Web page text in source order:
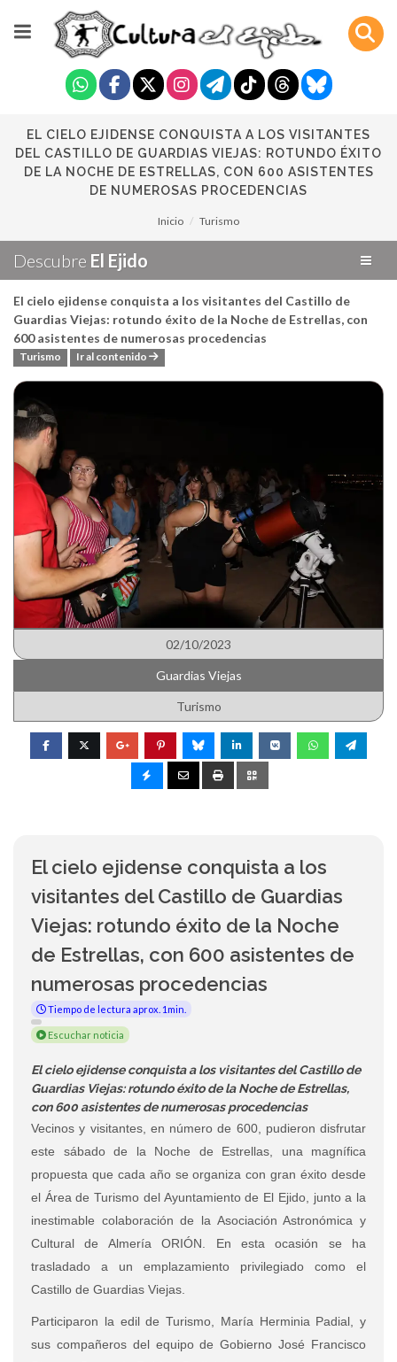
EL CIELO EJIDENSE CONQUISTA A LOS VISITANTES
DEL CASTILLO DE GUARDIAS VIEJAS: ROTUNDO ÉXITO
DE LA NOCHE DE ESTRELLAS, CON 600 ASISTENTES
DE NUMEROSAS PROCEDENCIAS
Inicio Turismo
Descubre El Ejido
El cielo ejidense conquista a los visitantes del Castillo de
Guardias Viejas: rotundo éxito de la Noche de Estrellas, con
600 asistentes de numerosas procedencias
Turismo Ir al contenido
02/10/2023
Guardias Viejas
Turismo
El cielo ejidense conquista a los
visitantes del Castillo de Guardias
Viejas: rotundo éxito de la Noche
de Estrellas, con 600 asistentes de
numerosas procedencias
Tiempo de lectura aprox. 1min.
Escuchar noticia
El cielo ejidense conquista a los visitantes del Castillo de
Guardias Viejas: rotundo éxito de la Noche de Estrellas,
con 600 asistentes de numerosas procedencias
Vecinos y visitantes, en número de 600, pudieron disfrutar
este sábado de la Noche de Estrellas, una magnífica
propuesta que cada año se organiza con gran éxito desde
el Área de Turismo del Ayuntamiento de El Ejido, junto a la
inestimable colaboración de la Asociación Astronómica y
Cultural de Almería ORIÓN. En esta ocasión se ha
trasladado a un emplazamiento privilegiado como el
Castillo de Guardias Viejas.
Participaron la edil de Turismo, María Herminia Padial, y
sus compañeros del equipo de Gobierno José Francisco